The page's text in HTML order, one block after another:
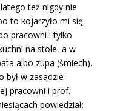
też nigdy nie
to kojarzyło mi się
pracowni i tylko
na stole, a w
albo zupa (śmiech).
był w zasadzie
pracowni i prof.
powiedział: